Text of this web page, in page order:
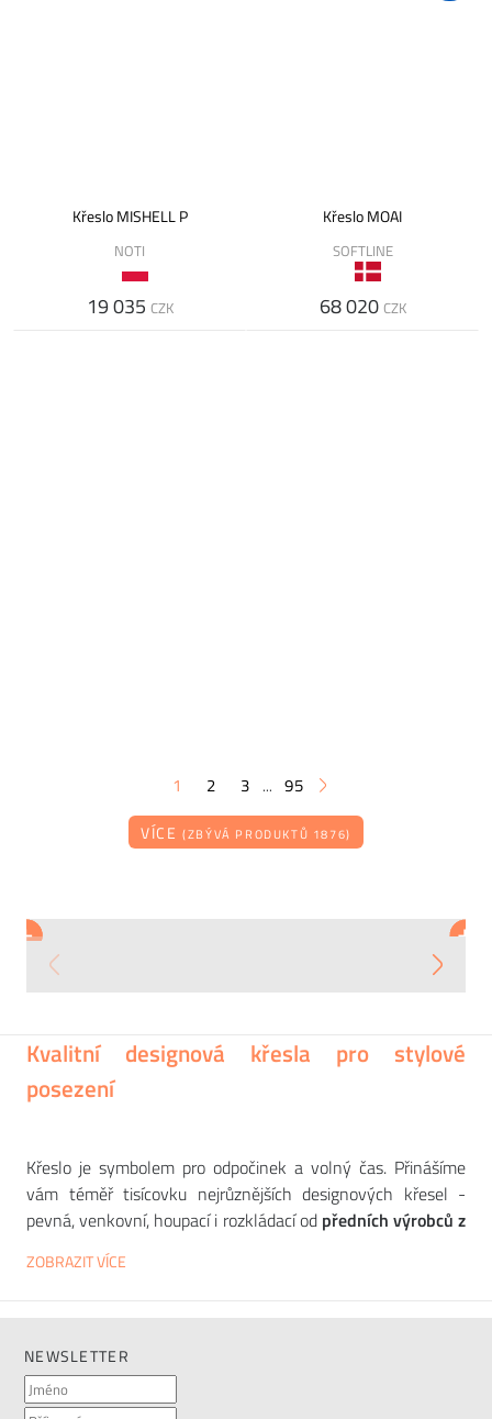
Křeslo MISHELL P
NOTI
19 035 CZK
Křeslo MOAI
SOFTLINE
68 020 CZK
1 2 3 ... 95
VÍCE(ZBÝVÁ PRODUKTŮ 1876)
+
+
+ +
+
Kvalitní designová křesla pro stylové
posezení
Křeslo je symbolem pro odpočinek a volný čas. Přinášíme
vám téměř tisícovku nejrůznějších designových křesel -
pevná, venkovní, houpací i rozkládací od předních výrobců z
našem e-shopu nabízíme křesla vhodná
Všechny produkty si můžete vybrat z
mnoha barevných provedeních
poskytnouluxusní reprezentativní vzhled
ZOBRAZIT VÍCE
NEWSLETTER